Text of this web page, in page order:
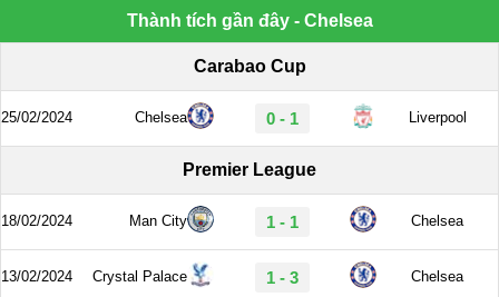
Thành tích gần đây - Chelsea
Carabao Cup
25/02/2024 Chelsea 0 - 1 Liverpool
Premier League
18/02/2024 Man City 1 - 1 Chelsea
13/02/2024 Crystal Palace 1 - 3 Chelsea